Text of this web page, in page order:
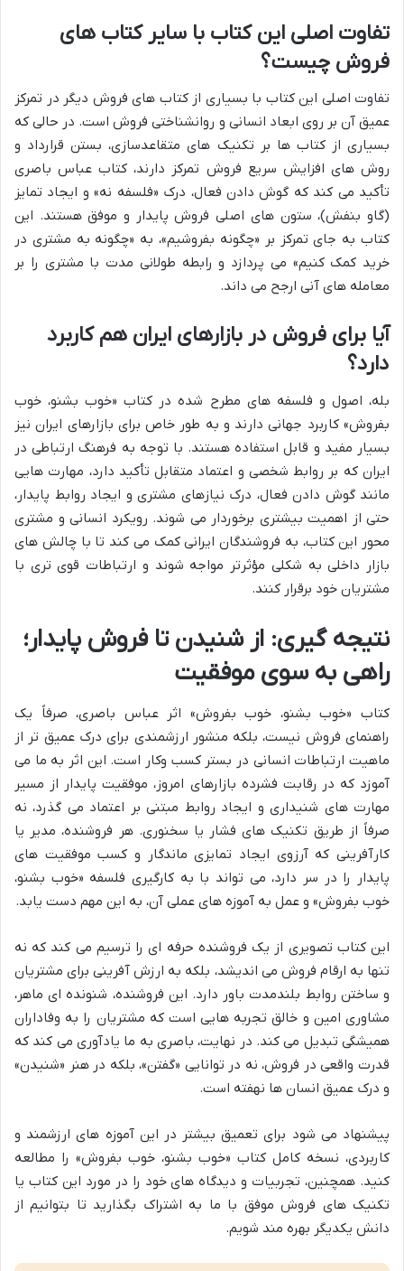
تفاوت اصلی این کتاب با سایر کتاب های
فروش چیست؟
تفاوت اصلی این کتاب با بسیاری از کتاب های فروش دیگر در تمرکز
عمیق آن بر روی ابعاد انسانی و روانشناختی فروش است. در حالی که
بسیاری از کتاب ها بر تکنیک های متقاعدسازی، بستن قرارداد و
روش های افزایش سریع فروش تمرکز دارند، کتاب عباس باصری
تأکید می کند که گوش دادن فعال، درک «فلسفه نه» و ایجاد تمایز
(گاو بنفش)، ستون های اصلی فروش پایدار و موفق هستند. این
کتاب به جای تمرکز بر «چگونه بفروشیم»، به «چگونه به مشتری در
خرید کمک کنیم» می پردازد و رابطه طولانی مدت با مشتری را بر
معامله های آنی ارجح می داند.
آیا برای فروش در بازارهای ایران هم کاربرد
دارد؟
بله، اصول و فلسفه های مطرح شده در کتاب «خوب بشنو، خوب
بفروش» کاربرد جهانی دارند و به طور خاص برای بازارهای ایران نیز
بسیار مفید و قابل استفاده هستند. با توجه به فرهنگ ارتباطی در
ایران که بر روابط شخصی و اعتماد متقابل تأکید دارد، مهارت هایی
مانند گوش دادن فعال، درک نیازهای مشتری و ایجاد روابط پایدار،
حتی از اهمیت بیشتری برخوردار می شوند. رویکرد انسانی و مشتری
محور این کتاب، به فروشندگان ایرانی کمک می کند تا با چالش های
بازار داخلی به شکلی مؤثرتر مواجه شوند و ارتباطات قوی تری با
مشتریان خود برقرار کنند.
نتیجه گیری: از شنیدن تا فروش پایدار؛
راهی به سوی موفقیت
کتاب «خوب بشنو، خوب بفروش» اثر عباس باصری، صرفاً یک
راهنمای فروش نیست، بلکه منشور ارزشمندی برای درک عمیق تر از
ماهیت ارتباطات انسانی در بستر کسب وکار است. این اثر به ما می
آموزد که در رقابت فشرده بازارهای امروز، موفقیت پایدار از مسیر
مهارت های شنیداری و ایجاد روابط مبتنی بر اعتماد می گذرد، نه
صرفاً از طریق تکنیک های فشار یا سخنوری. هر فروشنده، مدیر یا
کارآفرینی که آرزوی ایجاد تمایزی ماندگار و کسب موفقیت های
پایدار را در سر دارد، می تواند با به کارگیری فلسفه «خوب بشنو،
خوب بفروش» و عمل به آموزه های عملی آن، به این مهم دست یابد.
این کتاب تصویری از یک فروشنده حرفه ای را ترسیم می کند که نه
تنها به ارقام فروش می اندیشد، بلکه به ارزش آفرینی برای مشتریان
و ساختن روابط بلندمدت باور دارد. این فروشنده، شنونده ای ماهر،
مشاوری امین و خالق تجربه هایی است که مشتریان را به وفاداران
همیشگی تبدیل می کند. در نهایت، باصری به ما یادآوری می کند که
قدرت واقعی در فروش، نه در توانایی «گفتن»، بلکه در هنر «شنیدن»
و درک عمیق انسان ها نهفته است.
پیشنهاد می شود برای تعمیق بیشتر در این آموزه های ارزشمند و
کاربردی، نسخه کامل کتاب «خوب بشنو، خوب بفروش» را مطالعه
کنید. همچنین، تجربیات و دیدگاه های خود را در مورد این کتاب یا
تکنیک های فروش موفق با ما به اشتراک بگذارید تا بتوانیم از
دانش یکدیگر بهره مند شویم.